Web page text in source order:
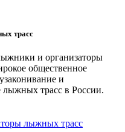
трасс
и организаторы
общественное
и
лыжных трасс в России.